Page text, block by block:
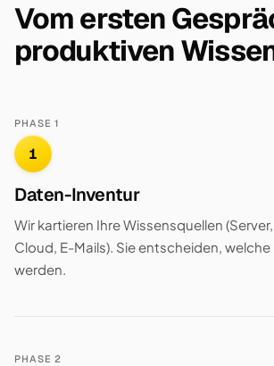
Vom ersten
produktiven
PHASE 1
1
Daten-Inventur
Wir kartieren Ihre Wissensquellen
Cloud, E-Mails). Sie entscheiden,
werden.
PHASE 2